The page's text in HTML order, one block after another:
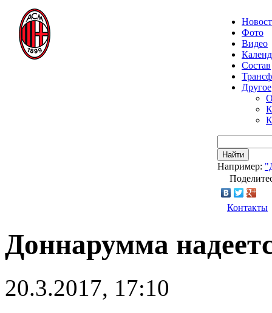
Фото
Видео
Состав
Другое
Найти
Например:
Контакты
Доннарумма
20.3.2017, 17:10